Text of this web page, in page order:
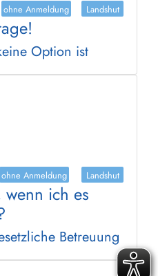
ohne Anmeldung Landshut
Option ist
ohne Anmeldung Landshut
ich es
Betreuung